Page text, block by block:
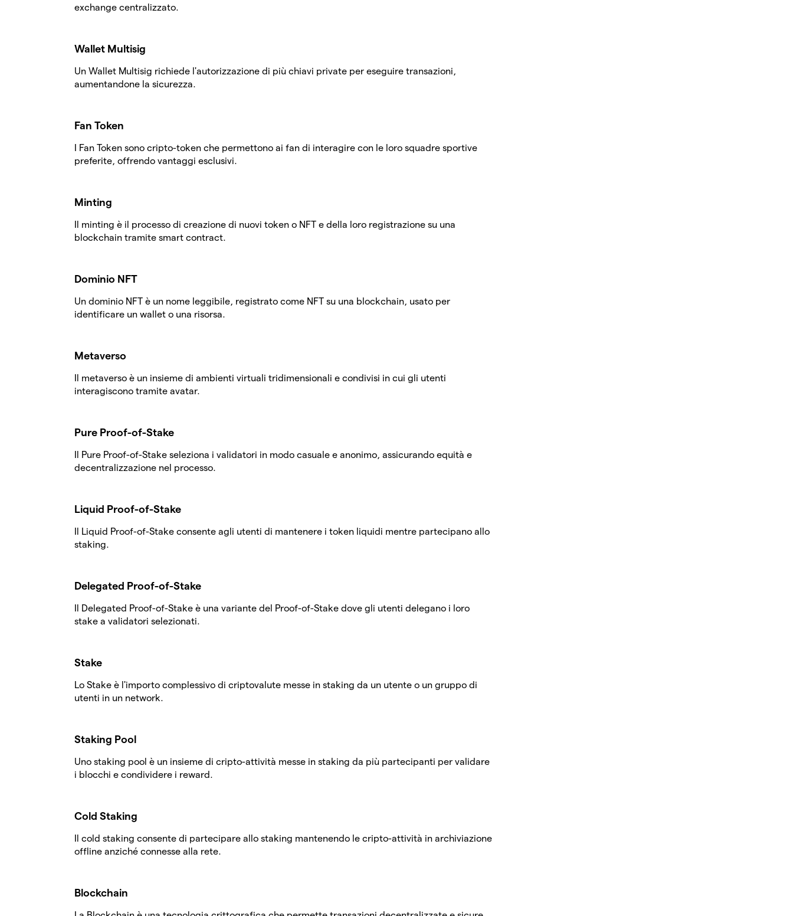
exchange centralizzato.
Wallet Multisig
Un Wallet Multisig richiede l'autorizzazione di più chiavi private per eseguire transazioni,
aumentandone la sicurezza.
Fan Token
I Fan Token sono cripto-token che permettono ai fan di interagire con le loro squadre sportive
preferite, offrendo vantaggi esclusivi.
Minting
Il minting è il processo di creazione di nuovi token o NFT e della loro registrazione su una
blockchain tramite smart contract.
Dominio NFT
Un dominio NFT è un nome leggibile, registrato come NFT su una blockchain, usato per
identificare un wallet o una risorsa.
Metaverso
Il metaverso è un insieme di ambienti virtuali tridimensionali e condivisi in cui gli utenti
interagiscono tramite avatar.
Pure Proof-of-Stake
Il Pure Proof-of-Stake seleziona i validatori in modo casuale e anonimo, assicurando equità e
decentralizzazione nel processo.
Liquid Proof-of-Stake
Il Liquid Proof-of-Stake consente agli utenti di mantenere i token liquidi mentre partecipano allo
staking.
Delegated Proof-of-Stake
Il Delegated Proof-of-Stake è una variante del Proof-of-Stake dove gli utenti delegano i loro
stake a validatori selezionati.
Stake
Lo Stake è l'importo complessivo di criptovalute messe in staking da un utente o un gruppo di
utenti in un network.
Staking Pool
Uno staking pool è un insieme di cripto-attività messe in staking da più partecipanti per validare
i blocchi e condividere i reward.
Cold Staking
Il cold staking consente di partecipare allo staking mantenendo le cripto-attività in archiviazione
offline anziché connesse alla rete.
Blockchain